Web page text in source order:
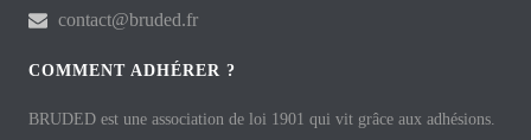
contact@bruded.fr
COMMENT ADHÉRER ?
BRUDED est une association de loi 1901 qui vit grâce aux adhésions.